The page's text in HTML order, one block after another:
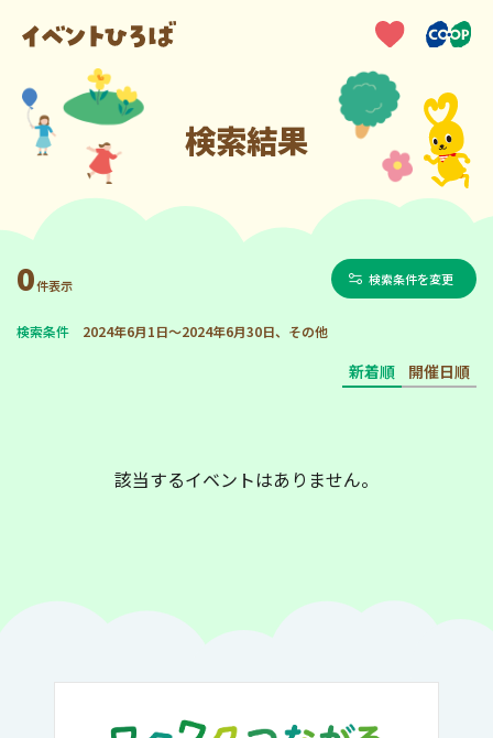
検索結果
0件表示 検索条件を変更
検索条件 2024年6月1日～2024年6月30日、その他
新着順 開催日順
該当するイベントはありません。